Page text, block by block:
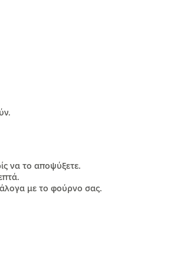
να το αποψύξετε.
με το φούρνο σας.